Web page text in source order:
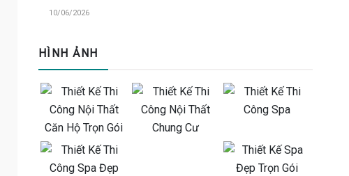
10/06/2026
HÌNH ẢNH